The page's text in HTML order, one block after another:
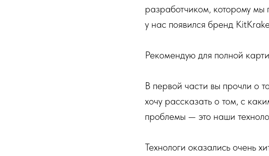
разработчиком, которому
у нас появился бренд
Рекомендую для полной
В первой части вы прочли о
хочу рассказать о том, с
проблемы — это наши
Технологи оказались очень